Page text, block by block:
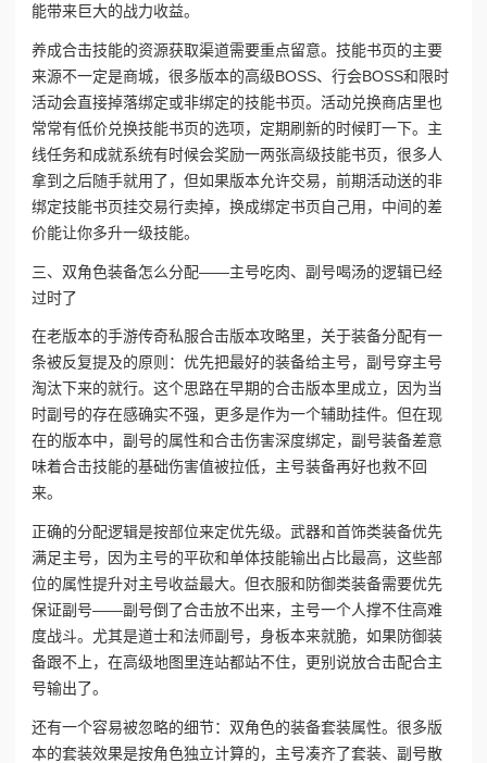
能带来巨大的战力收益。
养成合击技能的资源获取渠道需要重点留意。技能书页的主要
来源不一定是商城，很多版本的高级BOSS、行会BOSS和限时
活动会直接掉落绑定或非绑定的技能书页。活动兑换商店里也
常常有低价兑换技能书页的选项，定期刷新的时候盯一下。主
线任务和成就系统有时候会奖励一两张高级技能书页，很多人
拿到之后随手就用了，但如果版本允许交易，前期活动送的非
绑定技能书页挂交易行卖掉，换成绑定书页自己用，中间的差
价能让你多升一级技能。
三、双角色装备怎么分配——主号吃肉、副号喝汤的逻辑已经
过时了
在老版本的‌手游传奇私服合击版本‌攻略里，关于装备分配有一
条被反复提及的原则：优先把最好的装备给主号，副号穿主号
淘汰下来的就行。这个思路在早期的合击版本里成立，因为当
时副号的存在感确实不强，更多是作为一个辅助挂件。但在现
在的版本中，副号的属性和合击伤害深度绑定，副号装备差意
味着合击技能的基础伤害值被拉低，主号装备再好也救不回
来。
正确的分配逻辑是按部位来定优先级。武器和首饰类装备优先
满足主号，因为主号的平砍和单体技能输出占比最高，这些部
位的属性提升对主号收益最大。但衣服和防御类装备需要优先
保证副号——副号倒了合击放不出来，主号一个人撑不住高难
度战斗。尤其是道士和法师副号，身板本来就脆，如果防御装
备跟不上，在高级地图里连站都站不住，更别说放合击配合主
号输出了。
还有一个容易被忽略的细节：双角色的装备套装属性。很多版
本的套装效果是按角色独立计算的，主号凑齐了套装、副号散